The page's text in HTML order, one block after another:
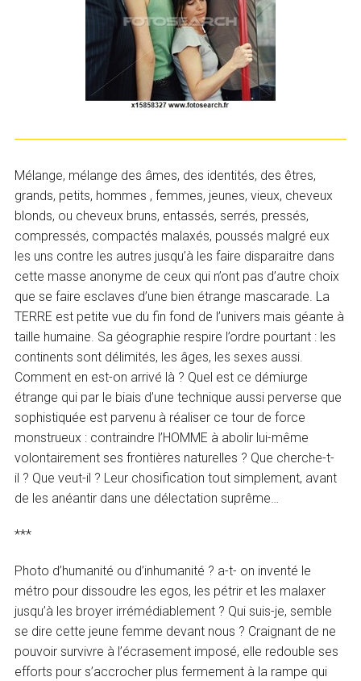
Mélange, mélange des âmes, des identités, des êtres,
grands, petits, hommes , femmes, jeunes, vieux, cheveux
blonds, ou cheveux bruns, entassés, serrés, pressés,
compressés, compactés malaxés, poussés malgré eux
les uns contre les autres jusqu’à les faire disparaitre dans
cette masse anonyme de ceux qui n’ont pas d’autre choix
que se faire esclaves d’une bien étrange mascarade. La
TERRE est petite vue du fin fond de l’univers mais géante à
taille humaine. Sa géographie respire l’ordre pourtant : les
continents sont délimités, les âges, les sexes aussi.
Comment en est-on arrivé là ? Quel est ce démiurge
étrange qui par le biais d’une technique aussi perverse que
sophistiquée est parvenu à réaliser ce tour de force
monstrueux : contraindre l’HOMME à abolir lui-même
volontairement ses frontières naturelles ? Que cherche-t-
il ? Que veut-il ? Leur chosification tout simplement, avant
de les anéantir dans une délectation suprême…
***
Photo d’humanité ou d’inhumanité ? a-t- on inventé le
métro pour dissoudre les egos, les pétrir et les malaxer
jusqu’à les broyer irrémédiablement ? Qui suis-je, semble
se dire cette jeune femme devant nous ? Craignant de ne
pouvoir survivre à l’écrasement imposé, elle redouble ses
efforts pour s’accrocher plus fermement à la rampe qui